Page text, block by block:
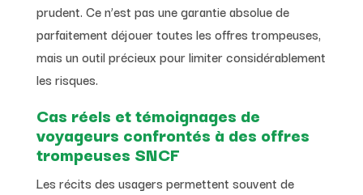
prudent. Ce n’est pas une garantie absolue de
parfaitement déjouer toutes les offres trompeuses,
mais un outil précieux pour limiter considérablement
les risques.
Cas réels et témoignages de
voyageurs confrontés à des offres
trompeuses SNCF
Les récits des usagers permettent souvent de